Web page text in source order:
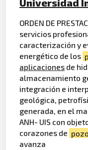
Universidad
ORDEN DE
servicios
caracterización y
energético de los
aplicaciones de
almacenamiento
integración e
geológica,
generada, en el
ANH- UIS con
corazones de
avanza